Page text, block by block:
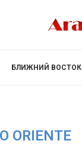
БЛИЖНИЙ ВОСТОК
ORIENTE